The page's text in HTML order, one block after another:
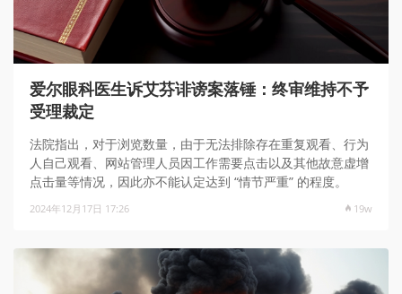
爱尔眼科医生诉艾芬诽谤案落锤：终审维持不予
受理裁定
法院指出，对于浏览数量，由于无法排除存在重复观看、行为
人自己观看、网站管理人员因工作需要点击以及其他故意虚增
点击量等情况，因此亦不能认定达到 “情节严重” 的程度。
2024年12月17日 17:26 19w